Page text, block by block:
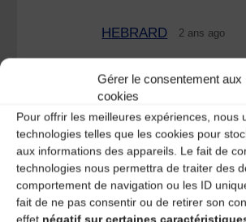
Gérer le consentement aux
cookies
Pour offrir les meilleures expériences, nous
technologies telles que les cookies pour
aux informations des appareils. Le fait de
technologies nous permettra de traiter des
comportement de navigation ou les ID
fait de ne pas consentir ou de retirer son
effet négatif sur certaines
HEBRARD 2 ans ago
Très beau texte , merci Eric pour cette
dédiée à René
Laisser un